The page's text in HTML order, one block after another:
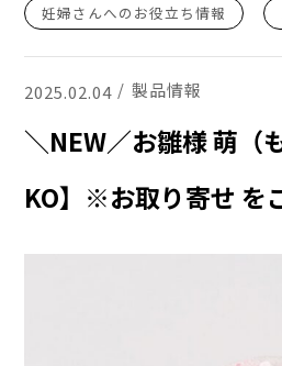
妊婦さんへのお役立ち情報
2025.02.04 製品情報
＼NEW／お雛様 萌（
KO】※お取り寄せ を